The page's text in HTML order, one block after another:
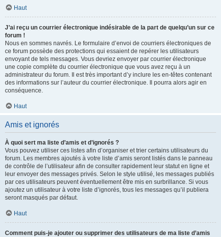
Haut
J’ai reçu un courrier électronique indésirable de la part de quelqu’un sur ce
forum !
Nous en sommes navrés. Le formulaire d’envoi de courriers électroniques de
ce forum possède des protections qui essaient de repérer les utilisateurs
envoyant de tels messages. Vous devriez envoyer par courrier électronique
une copie complète du courrier électronique que vous avez reçu à un
administrateur du forum. Il est très important d’y inclure les en-têtes contenant
des informations sur l’auteur du courrier électronique. Il pourra alors agir en
conséquence.
Haut
Amis et ignorés
À quoi sert ma liste d’amis et d’ignorés ?
Vous pouvez utiliser ces listes afin d’organiser et trier certains utilisateurs du
forum. Les membres ajoutés à votre liste d’amis seront listés dans le panneau
de contrôle de l’utilisateur afin de consulter rapidement leur statut en ligne et
leur envoyer des messages privés. Selon le style utilisé, les messages publiés
par ces utilisateurs peuvent éventuellement être mis en surbrillance. Si vous
ajoutez un utilisateur à votre liste d’ignorés, tous les messages qu’il publiera
seront masqués par défaut.
Haut
Comment puis-je ajouter ou supprimer des utilisateurs de ma liste d’amis